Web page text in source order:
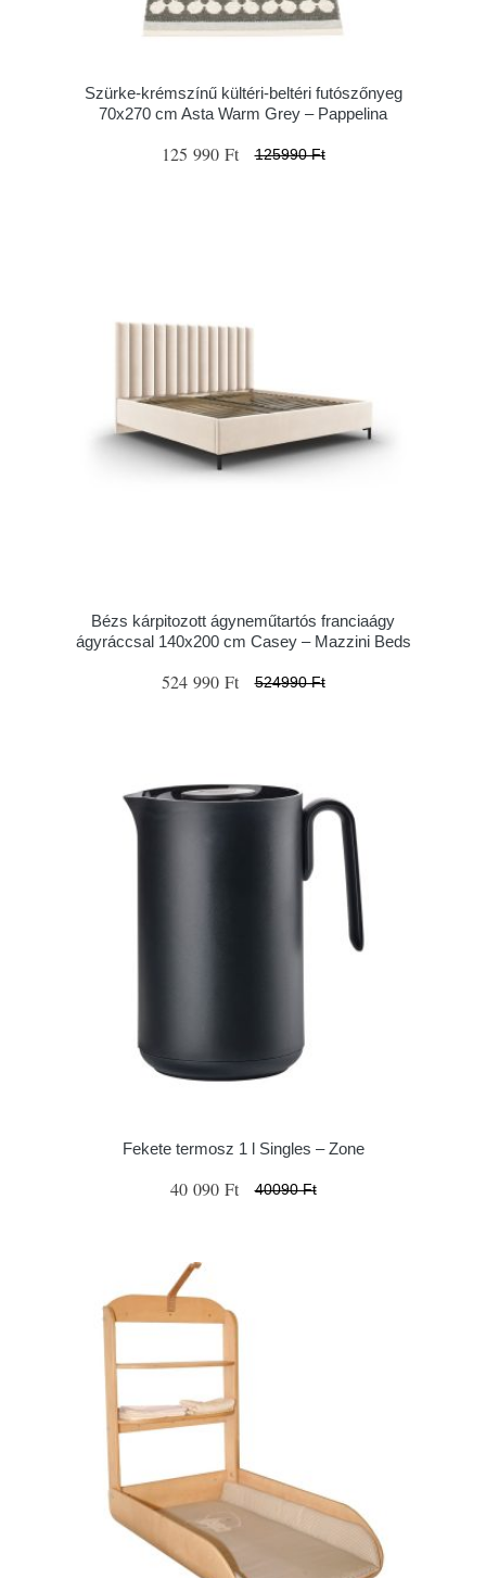
Szürke-krémszínű kültéri-beltéri futószőnyeg
70x270 cm Asta Warm Grey – Pappelina
125 990 Ft 125990 Ft
Bézs kárpitozott ágyneműtartós franciaágy
ágyráccsal 140x200 cm Casey – Mazzini Beds
524 990 Ft 524990 Ft
Fekete termosz 1 l Singles – Zone
40 090 Ft 40090 Ft